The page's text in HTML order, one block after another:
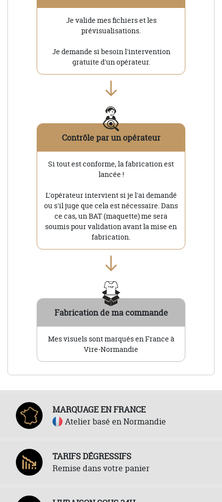
Je valide mes fichiers et les
prévisualisations.
Je demande si besoin l'intervention
gratuite d'un opérateur.
Contrôle par un opérateur
Si tout est conforme, la fabrication est
lancée !
L'opérateur intervient si je l'ai demandé
ou s'il juge que cela est nécessaire. Dans
ce cas, un BAT (maquette) me sera
soumis pour validation avant la mise en
fabrication.
Fabrication de ma commande
Mes visuels sont marqués en France à
Vire-Normandie
MARQUAGE EN FRANCE
Atelier basé en Normandie
TARIFS DÉGRESSIFS
Remise dans votre panier